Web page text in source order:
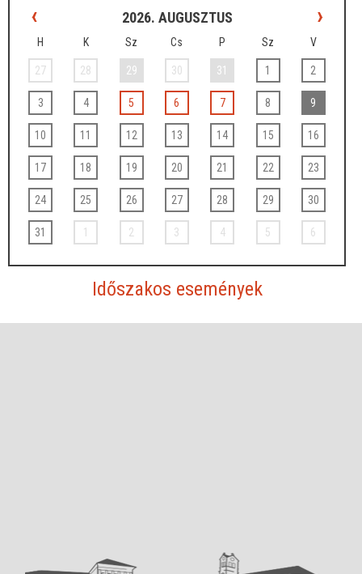
‹ 2026. AUGUSZTUS ›
H K Sz Cs P Sz V
27 28 29 30 31 1 2
3 4 5 6 7 8 9
10 11 12 13 14 15 16
17 18 19 20 21 22 23
24 25 26 27 28 29 30
31 1 2 3 4 5 6
Időszakos események